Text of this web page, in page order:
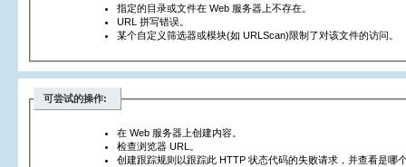
指定的目录或文件在 Web 服务器上不存在。
URL 拼写错误。
某个自定义筛选器或模块(如 URLScan)限制了对该文件的访问。
可尝试的操作:
在 Web 服务器上创建内容。
检查浏览器 URL。
创建跟踪规则以跟踪此 HTTP 状态代码的失败请求，并查看是哪